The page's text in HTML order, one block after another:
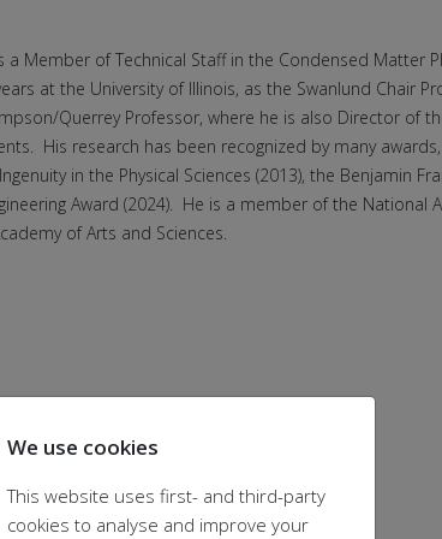
Member of Technical Staff in the Condensed Matter
at the University of Illinois, as the Swanlund Chair
Querrey Professor, where he is also Director of
His research has been recognized by many
in the Physical Sciences (2013), the Benjamin
Award (2024). He is a member of the National
of Arts and Sciences.
We use cookies
This website uses first- and third-party
cookies to analyse and improve your